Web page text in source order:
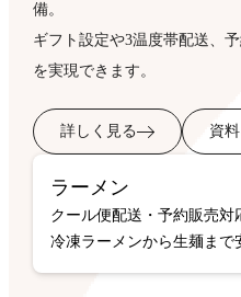
備。
ギフト設定や3温度帯配送、
を実現できます。
詳しく見る 資
ラーメン
クール便配送・予約販売対
冷凍ラーメンから生麺まで